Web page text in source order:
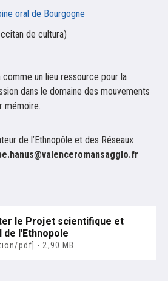
oral de Bourgogne
de cultura)
un lieu ressource pour la
dans le domaine des mouvements
mémoire.
de l’Ethnopôle et des Réseaux
le Projet scientifique et
l'Ethnopole
pdf] - 2,90 MB